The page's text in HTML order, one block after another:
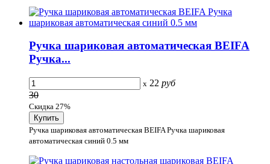
Ручка шариковая автоматическая BEIFA
Ручка...
x 22 руб
30
Скидка 27%
Ручка шариковая автоматическая BEIFA Ручка шариковая
автоматическая синий 0.5 мм